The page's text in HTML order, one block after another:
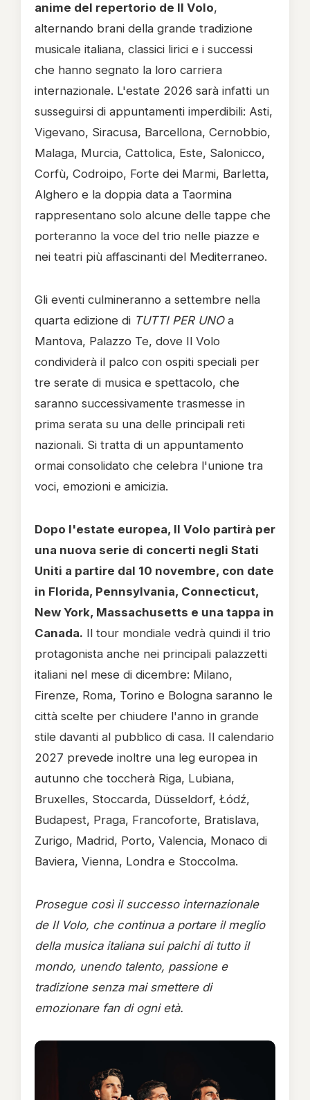
anime del repertorio de Il Volo,
alternando brani della grande tradizione
musicale italiana, classici lirici e i successi
che hanno segnato la loro carriera
internazionale. L'estate 2026 sarà infatti un
susseguirsi di appuntamenti imperdibili: Asti,
Vigevano, Siracusa, Barcellona, Cernobbio,
Malaga, Murcia, Cattolica, Este, Salonicco,
Corfù, Codroipo, Forte dei Marmi, Barletta,
Alghero e la doppia data a Taormina
rappresentano solo alcune delle tappe che
porteranno la voce del trio nelle piazze e
nei teatri più affascinanti del Mediterraneo.
Gli eventi culmineranno a settembre nella
quarta edizione di TUTTI PER UNOa
Mantova, Palazzo Te, dove Il Volo
condividerà il palco con ospiti speciali per
tre serate di musica e spettacolo, che
saranno successivamente trasmesse in
prima serata su una delle principali reti
nazionali. Si tratta di un appuntamento
ormai consolidato che celebra l'unione tra
voci, emozioni e amicizia.
Dopo l'estate europea, Il Volo partirà per
una nuova serie di concerti negli Stati
Uniti a partire dal 10 novembre, con date
in Florida, Pennsylvania, Connecticut,
New York, Massachusetts e una tappa in
Canada. Il tour mondiale vedrà quindi il trio
protagonista anche nei principali palazzetti
italiani nel mese di dicembre: Milano,
Firenze, Roma, Torino e Bologna saranno le
città scelte per chiudere l'anno in grande
stile davanti al pubblico di casa. Il calendario
2027 prevede inoltre una leg europea in
autunno che toccherà Riga, Lubiana,
Bruxelles, Stoccarda, Düsseldorf, Łódź,
Budapest, Praga, Francoforte, Bratislava,
Zurigo, Madrid, Porto, Valencia, Monaco di
Baviera, Vienna, Londra e Stoccolma.
Prosegue così il successo internazionale
de Il Volo, che continua a portare il meglio
della musica italiana sui palchi di tutto il
mondo, unendo talento, passione e
tradizione senza mai smettere di
emozionare fan di ogni età.